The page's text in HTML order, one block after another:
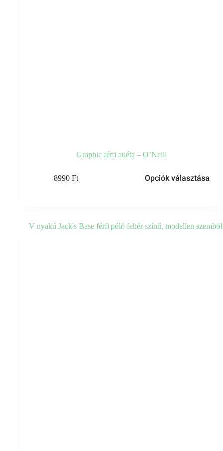
Graphic férfi atléta – O’Neill
8990 Ft Opciók választása